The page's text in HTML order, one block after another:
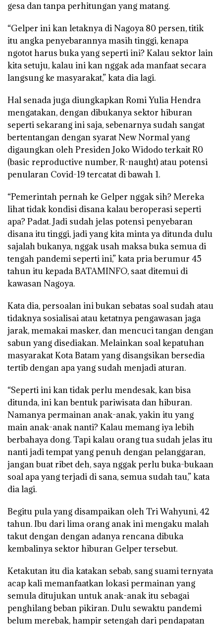
gesa dan tanpa perhitungan yang matang.
“Gelper ini kan letaknya di Nagoya 80 persen, titik
itu angka penyebarannya masih tinggi, kenapa
ngotot harus buka yang seperti ini? Kalau sektor lain
kita setuju, kalau ini kan nggak ada manfaat secara
langsung ke masyarakat,” kata dia lagi.
Hal senada juga diungkapkan Romi Yulia Hendra
mengatakan, dengan dibukanya sektor hiburan
seperti sekarang ini saja, sebenarnya sudah sangat
bertentangan dengan syarat New Normal yang
digaungkan oleh Presiden Joko Widodo terkait R0
(basic reproductive number, R-naught) atau potensi
penularan Covid-19 tercatat di bawah 1.
“Pemerintah pernah ke Gelper nggak sih? Mereka
lihat tidak kondisi disana kalau beroperasi seperti
apa? Padat. Jadi sudah jelas potensi penyebaran
disana itu tinggi, jadi yang kita minta ya ditunda dulu
sajalah bukanya, nggak usah maksa buka semua di
tengah pandemi seperti ini,” kata pria berumur 45
tahun itu kepada BATAMINFO, saat ditemui di
kawasan Nagoya.
Kata dia, persoalan ini bukan sebatas soal sudah atau
tidaknya sosialisai atau ketatnya pengawasan jaga
jarak, memakai masker, dan mencuci tangan dengan
sabun yang disediakan. Melainkan soal kepatuhan
masyarakat Kota Batam yang disangsikan bersedia
tertib dengan apa yang sudah menjadi aturan.
“Seperti ini kan tidak perlu mendesak, kan bisa
ditunda, ini kan bentuk pariwisata dan hiburan.
Namanya permainan anak-anak, yakin itu yang
main anak-anak nanti? Kalau memang iya lebih
berbahaya dong. Tapi kalau orang tua sudah jelas itu
nanti jadi tempat yang penuh dengan pelanggaran,
jangan buat ribet deh, saya nggak perlu buka-bukaan
soal apa yang terjadi di sana, semua sudah tau,” kata
dia lagi.
Begitu pula yang disampaikan oleh Tri Wahyuni, 42
tahun. Ibu dari lima orang anak ini mengaku malah
takut dengan dengan adanya rencana dibuka
kembalinya sektor hiburan Gelper tersebut.
Ketakutan itu dia katakan sebab, sang suami ternyata
acap kali memanfaatkan lokasi permainan yang
semula ditujukan untuk anak-anak itu sebagai
penghilang beban pikiran. Dulu sewaktu pandemi
belum merebak, hampir setengah dari pendapatan